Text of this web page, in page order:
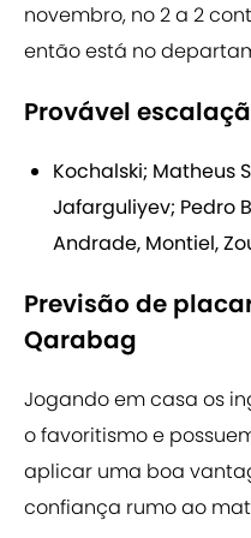
novembro, no 2 a 2
então está no
Provável
Kochalski; Matheus
Jafarguliyev; Pedro
Andrade, Montiel,
Previsão de
Qarabag
Jogando em casa os
o favoritismo e
aplicar uma boa
confiança rumo ao